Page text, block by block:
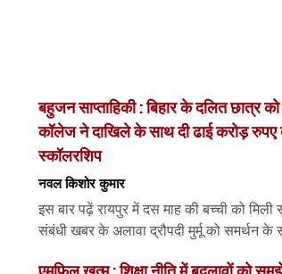
बहुजन साप्ताहिकी : बिहार के दलित छात्र
कॉलेज ने दाखिले के साथ दी ढाई करोड़ रुपए
स्कॉलरशिप
नवल किशोर कुमार
इस बार पढ़ें रायपुर में दस माह की बच्ची को मिली
संबंधी खबर के अलावा द्रौपदी मुर्मू को समर्थन के